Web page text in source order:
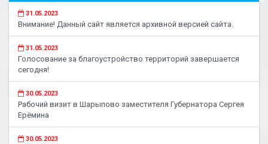
31.05.2023
Внимание! Данный сайт является архивной версией сайта.
31.05.2023
Голосование за благоустройство территорий завершается
сегодня!
30.05.2023
Рабочий визит в Шарыпово заместителя Губернатора Сергея
Ерёмина
30.05.2023